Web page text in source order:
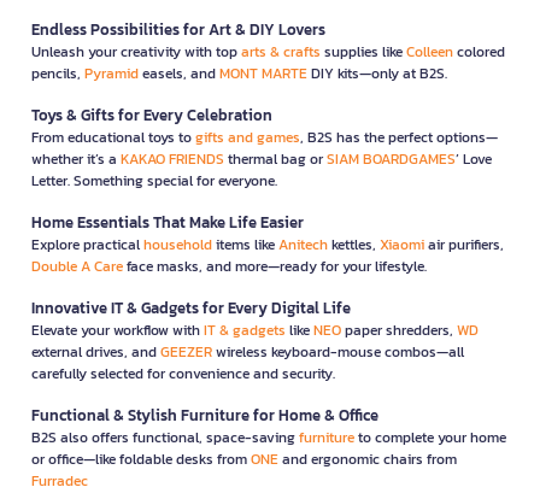
Endless Possibilities for Art & DIY Lovers
Unleash your creativity with toparts & crafts supplies likeColleencolored
pencils, Pyramideasels, andMONT MARTEDIY kits—only at B2S.
Toys & Gifts for Every Celebration
From educational toys togifts and games, B2S has the perfect options—
whether it’s a KAKAO FRIENDS thermal bag orSIAM BOARDGAMES’ Love
Letter. Something special for everyone.
Home Essentials That Make Life Easier
Explore practicalhouseholditems likeAnitechkettles, Xiaomiair purifiers,
Double A Careface masks, and more—ready for your lifestyle.
Innovative IT & Gadgets for Every Digital Life
Elevate your workflow withIT & gadgets likeNEOpaper shredders, WD
external drives, andGEEZERwireless keyboard-mouse combos—all
carefully selected for convenience and security.
Functional & Stylish Furniture for Home & Office
B2S also offers functional, space-savingfurnitureto complete your home
or office—like foldable desks fromONEand ergonomic chairs from
Furradec